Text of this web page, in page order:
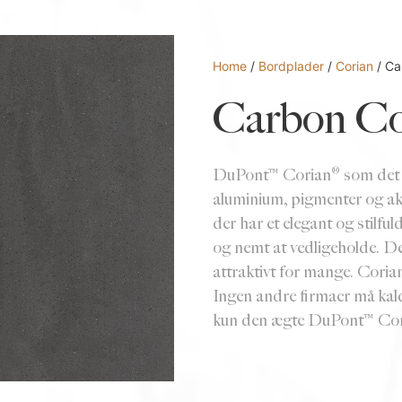
Home / Bordplader / Corian /
Carbon
DuPont™ Corian® som det
aluminium, pigmenter og
der har et elegant og
og nemt at vedligeholde.
attraktivt for mange.
Ingen andre firmaer må
kun den ægte DuPont™